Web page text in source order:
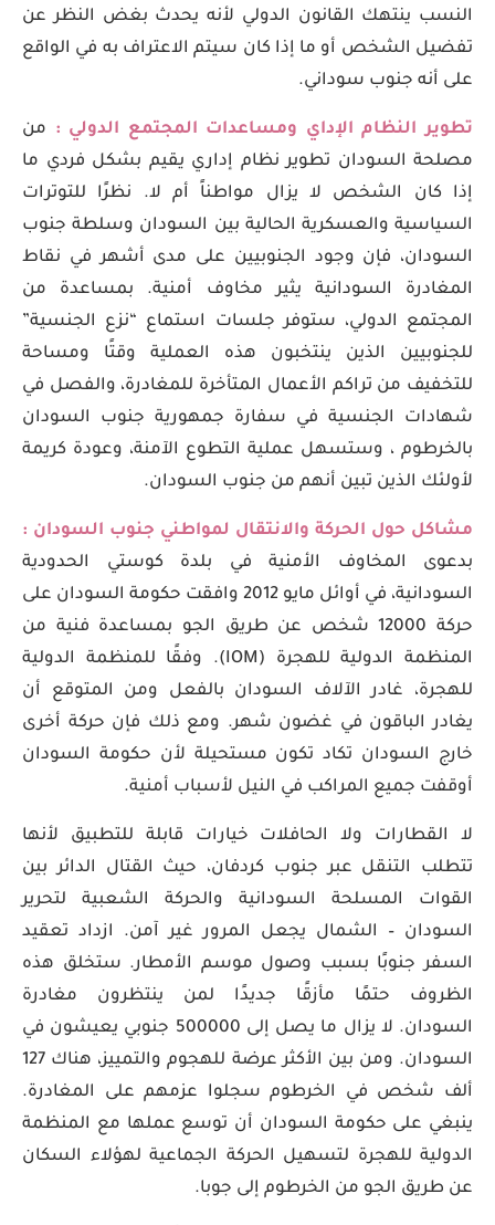
النسب ينتهك القانون الدولي لأنه يحدث بغض النظر عن
تفضيل الشخص أو ما إذا كان سيتم الاعتراف به في الواقع
على أنه جنوب سوداني.
تطوير النظام الإداي ومساعدات المجتمع الدولي : من
مصلحة السودان تطوير نظام إداري يقيم بشكل فردي ما
إذا كان الشخص لا يزال مواطناً أم لا. نظرًا للتوترات
السياسية والعسكرية الحالية بين السودان وسلطة جنوب
السودان، فإن وجود الجنوبيين على مدى أشهر في نقاط
المغادرة السودانية يثير مخاوف أمنية. بمساعدة من
المجتمع الدولي، ستوفر جلسات استماع “نزع الجنسية”
للجنوبيين الذين ينتخبون هذه العملية وقتًا ومساحة
للتخفيف من تراكم الأعمال المتأخرة للمغادرة، والفصل في
شهادات الجنسية في سفارة جمهورية جنوب السودان
بالخرطوم ، وستسهل عملية التطوع الآمنة، وعودة كريمة
لأولئك الذين تبين أنهم من جنوب السودان.
مشاكل حول الحركة والانتقال لمواطني جنوب السودان :
بدعوى المخاوف الأمنية في بلدة كوستي الحدودية
السودانية، في أوائل مايو 2012 وافقت حكومة السودان على
حركة 12000 شخص عن طريق الجو بمساعدة فنية من
المنظمة الدولية للهجرة (IOM). وفقًا للمنظمة الدولية
للهجرة، غادر الآلاف السودان بالفعل ومن المتوقع أن
يغادر الباقون في غضون شهر. ومع ذلك فإن حركة أخرى
خارج السودان تكاد تكون مستحيلة لأن حكومة السودان
أوقفت جميع المراكب في النيل لأسباب أمنية.
لا القطارات ولا الحافلات خيارات قابلة للتطبيق لأنها
تتطلب التنقل عبر جنوب كردفان، حيث القتال الدائر بين
القوات المسلحة السودانية والحركة الشعبية لتحرير
السودان – الشمال يجعل المرور غير آمن. ازداد تعقيد
السفر جنوبًا بسبب وصول موسم الأمطار. ستخلق هذه
الظروف حتمًا مأزقًا جديدًا لمن ينتظرون مغادرة
السودان. لا يزال ما يصل إلى 500000 جنوبي يعيشون في
السودان. ومن بين الأكثر عرضة للهجوم والتمييز، هناك 127
ألف شخص في الخرطوم سجلوا عزمهم على المغادرة.
ينبغي على حكومة السودان أن توسع عملها مع المنظمة
الدولية للهجرة لتسهيل الحركة الجماعية لهؤلاء السكان
عن طريق الجو من الخرطوم إلى جوبا.